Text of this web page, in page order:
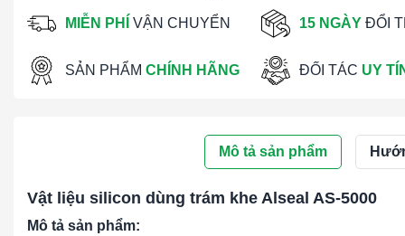
MIỄN PHÍ VẬN CHUYỂN 15 NGÀY ĐỔI
SẢN PHẨM CHÍNH HÃNG ĐỐI TÁC UY
Mô tả sản phẩm
Vật liệu silicon dùng trám khe Alseal AS-5000
Mô tả sản phẩm: